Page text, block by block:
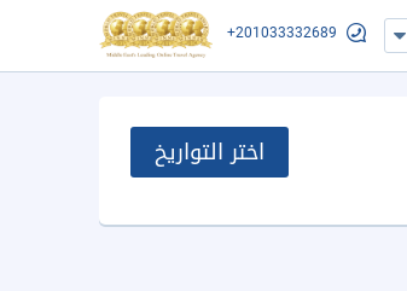
+201033332689
اختر التواريخ